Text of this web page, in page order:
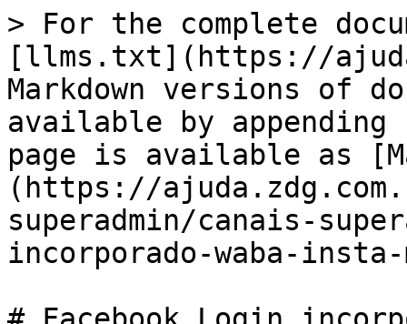
> For the complete
[llms.txt](https://
Markdown versions of
available by
page is available as
(https://
superadmin/canais-
incorporado-waba-insta-